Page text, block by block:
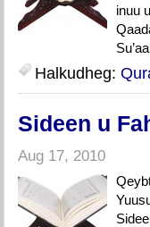
inuu
Halkudheg:
Sideen u
Aug 17, 2010